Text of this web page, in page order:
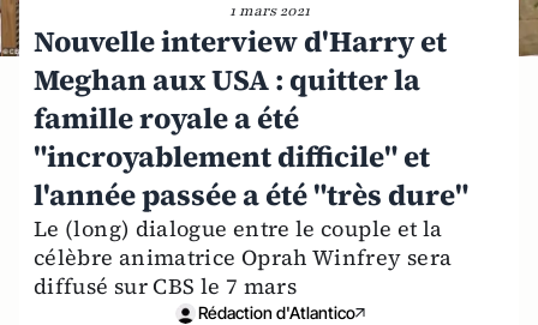
1 mars 2021
Nouvelle interview d'Harry et
Meghan aux USA : quitter la
famille royale a été
"incroyablement difficile" et
l'année passée a été "très dure"
Le (long) dialogue entre le couple et la
célèbre animatrice Oprah Winfrey sera
diffusé sur CBS le 7 mars
Rédaction d'Atlantico